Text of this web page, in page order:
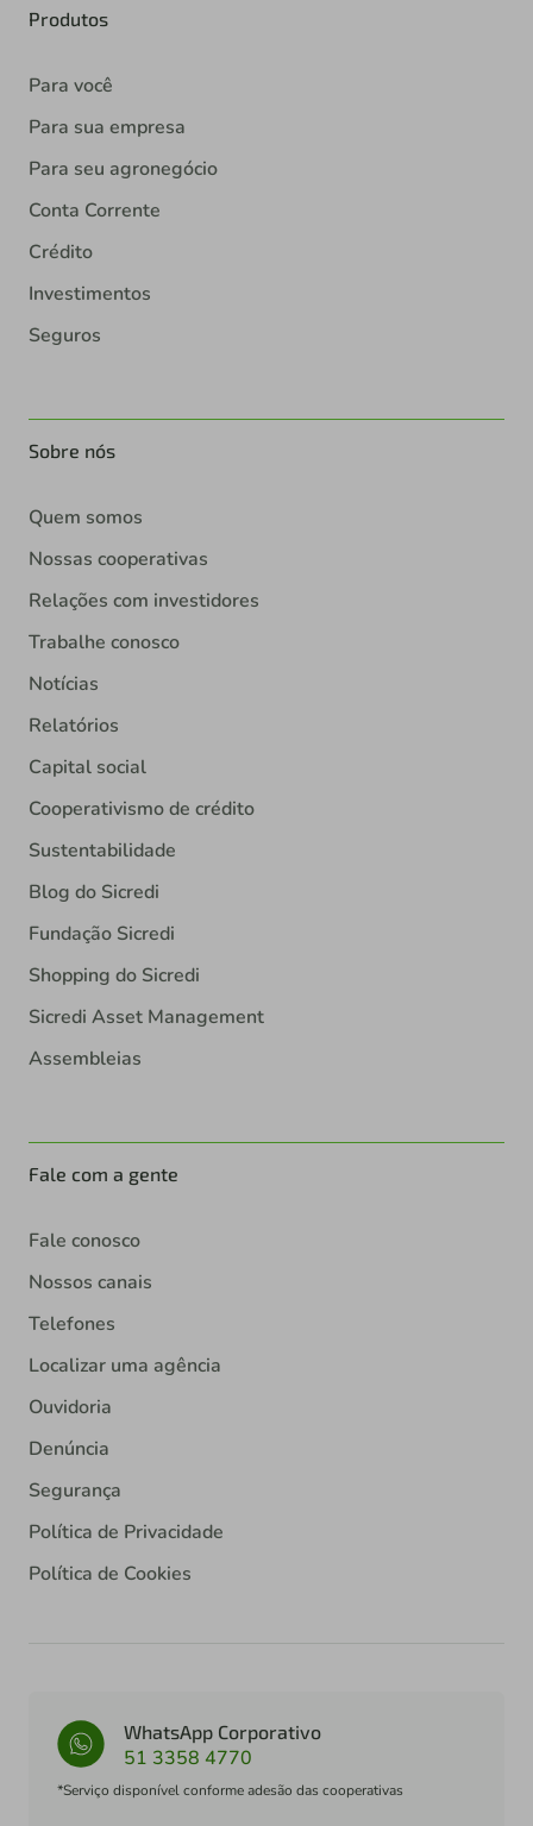
Produtos
Para você
Para sua empresa
Para seu agronegócio
Conta Corrente
Crédito
Investimentos
Seguros
Sobre nós
Quem somos
Nossas cooperativas
Relações com investidores
Trabalhe conosco
Notícias
Relatórios
Capital social
Cooperativismo de crédito
Sustentabilidade
Blog do Sicredi
Fundação Sicredi
Shopping do Sicredi
Sicredi Asset Management
Assembleias
Fale com a gente
Fale conosco
Nossos canais
Telefones
Localizar uma agência
Ouvidoria
Denúncia
Segurança
Política de Privacidade
Política de Cookies
WhatsApp Corporativo
51 3358 4770
*Serviço disponível conforme adesão das cooperativas